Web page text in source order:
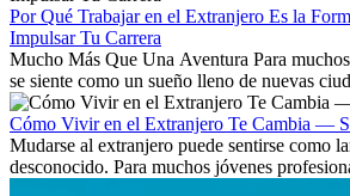
Por Qué Trabajar en el Extranjero Es la
Impulsar Tu Carrera
Mucho Más Que Una Aventura Para
se siente como un sueño lleno de nuevas
culturas. Pero más allá de la...
Cómo Vivir en el Extranjero Te Cambia —
Mudarse al extranjero puede sentirse como
desconocido. Para muchos jóvenes